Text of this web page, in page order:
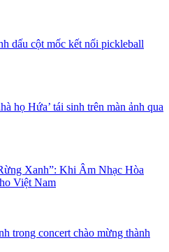
dấu cột mốc kết nối pickleball
họ Hứa’ tái sinh trên màn ảnh qua
Xanh”: Khi Âm Nhạc Hòa
Việt Nam
trong concert chào mừng thành